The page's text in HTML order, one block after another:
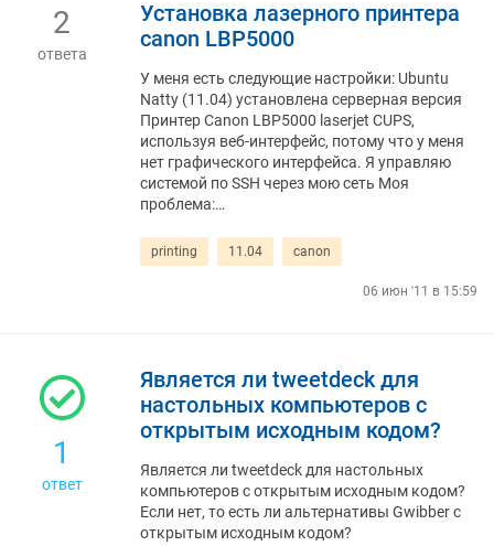
2
ответа
Установка лазерного принтера
canon LBP5000
У меня есть следующие настройки: Ubuntu
Natty (11.04) установлена ​​серверная версия
Принтер Canon LBP5000 laserjet CUPS,
используя веб-интерфейс, потому что у меня
нет графического интерфейса. Я управляю
системой по SSH через мою сеть Моя
проблема:…
printing 11.04 canon
06 июн '11 в 15:59
1
ответ
Является ли tweetdeck для
настольных компьютеров с
открытым исходным кодом?
Является ли tweetdeck для настольных
компьютеров с открытым исходным кодом?
Если нет, то есть ли альтернативы Gwibber с
открытым исходным кодом?